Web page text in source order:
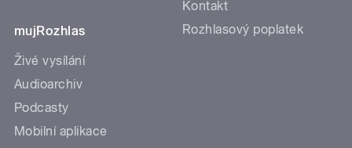
mujRozhlas
Živé vysílání
Audioarchiv
Podcasty
Mobilní aplikace
Kontakt
Rozhlasový poplatek